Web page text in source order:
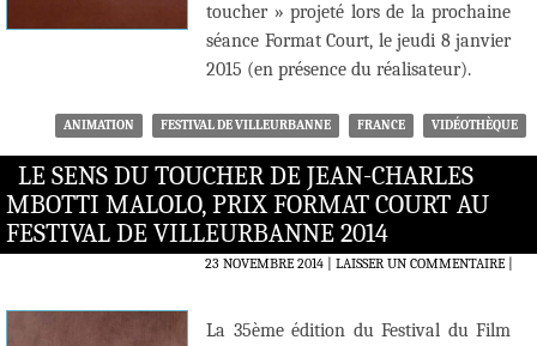
toucher » projeté lors de la prochaine
séance Format Court, le jeudi 8 janvier
2015 (en présence du réalisateur).
ANIMATION FESTIVAL DE VILLEURBANNE FRANCE VIDÉOTHÈQUE
LE SENS DU TOUCHER DE JEAN-CHARLES
MBOTTI MALOLO, PRIX FORMAT COURT AU
FESTIVAL DE VILLEURBANNE 2014
23 NOVEMBRE 2014 LAISSER UN COMMENTAIRE|
La 35ème édition du Festival du Film